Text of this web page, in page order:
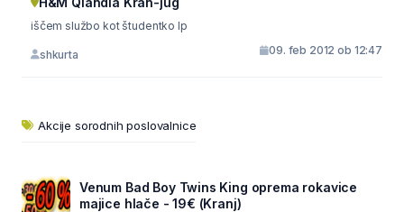
iščem službo kot študentko lp
shkurta 09. feb 2012 ob 12:47
Akcije sorodnih poslovalnice
Venum Bad Boy Twins King oprema rokavice
majice hlače - 19€ (Kranj)